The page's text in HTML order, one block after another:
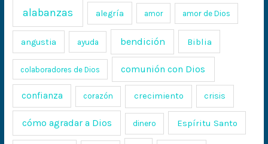
alabanzas alegría amor amor de Dios
angustia ayuda bendición Biblia
colaboradores de Dios comunión con Dios
confianza corazón crecimiento crisis
cómo agradar a Dios dinero Espíritu Santo